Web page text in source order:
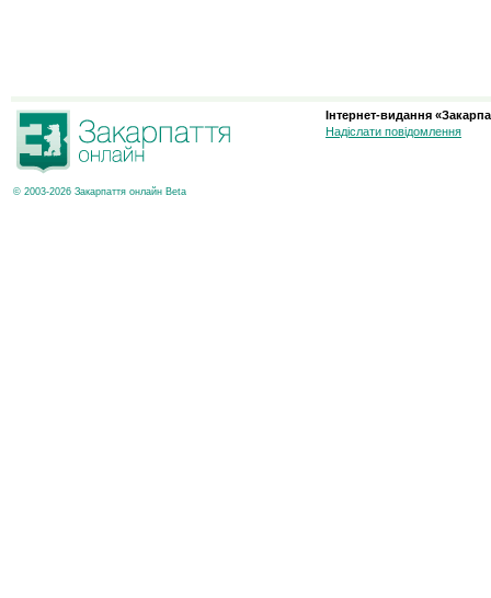
© 2003-2026 Закарпаття онлайн Beta
Інтернет-видання
Надіслати повідомлення